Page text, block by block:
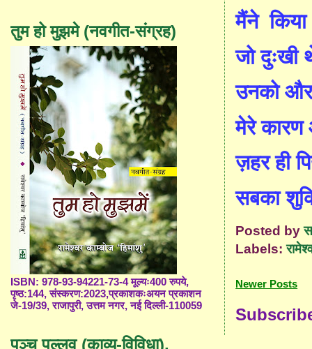
मैंने
जो दुःखी
उनको और
मेरे कारण
ज़हर ही
सबका
Posted by
Labels:
Newer Posts
तुम हो मुझमे (नवगीत-संग्रह)
ISBN: 978-93-94221-73-4 मूल्यः400 रुपये,
पृष्ठ:144, संस्करण:2023,प्रकाशकःअयन प्रकाशन
जे-19/39, राजापुरी, उत्तम नगर, नई दिल्ली-110059
पञ्च पल्लव (काव्य-विविधा),